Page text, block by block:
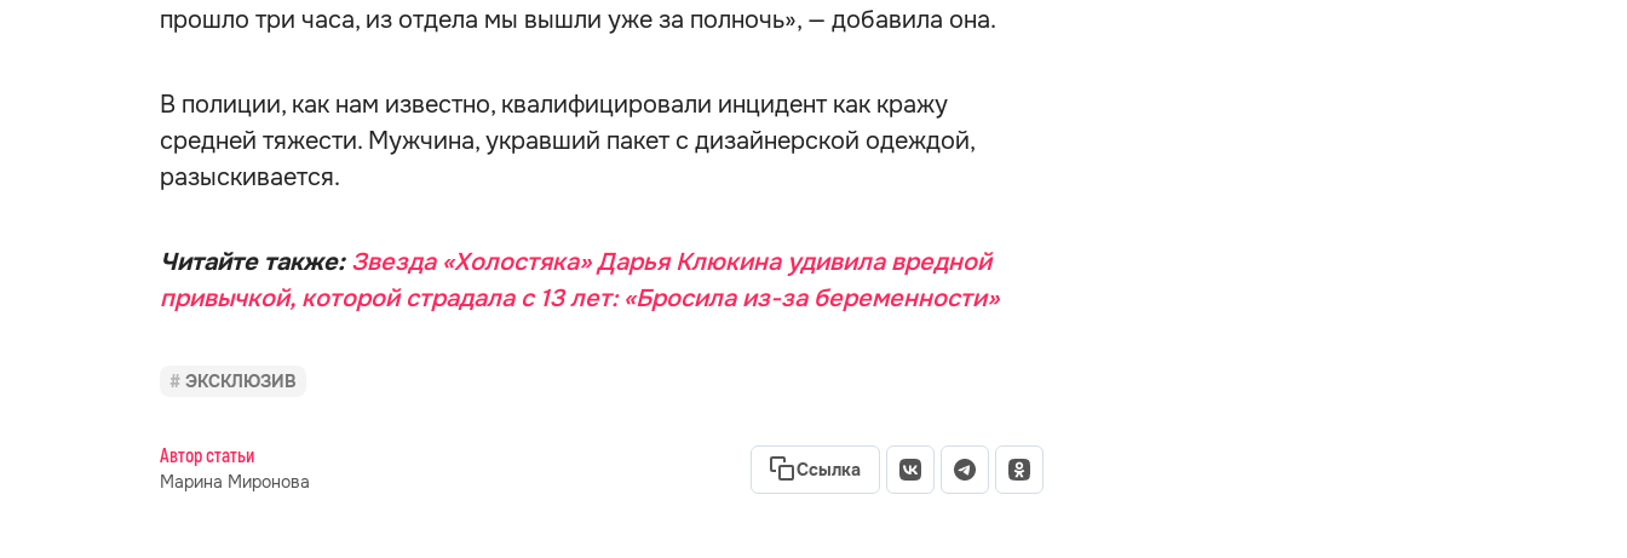
прошло три часа, из отдела мы вышли уже за полночь», — добавила она.
В полиции, как нам известно, квалифицировали инцидент как кражу
средней тяжести. Мужчина, укравший пакет с дизайнерской одеждой,
разыскивается.
Читайте также: Звезда «Холостяка» Дарья Клюкина удивила вредной
привычкой, которой страдала с 13 лет: «Бросила из-за беременности»
ЭКСКЛЮЗИВ
Автор статьи
Марина Миронова
Ссылка